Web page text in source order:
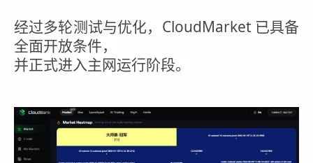
经过多轮测试与优化，CloudMarket 已具备
全面开放条件，
并正式进入主网运行阶段。